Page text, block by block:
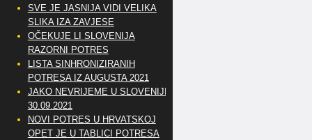
SVE JE JASNIJA VIDI VELIKA
SLIKA IZA ZAVJESE
OČEKUJE LI SLOVENIJA
RAZORNI POTRES
LISTA SINHRONIZIRANIH
POTRESA IZ AUGUSTA 2021
JAKO NEVRIJEME U SLOVENIJI
30.09.2021
NOVI POTRES U HRVATSKOJ
OPET JE U TABLICI POTRESA